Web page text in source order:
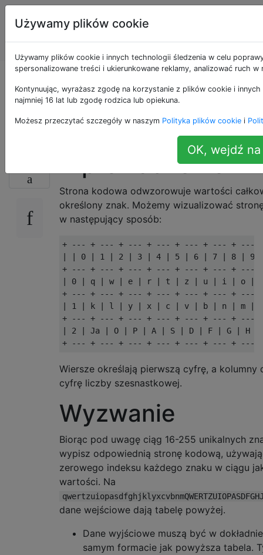
Programowanie
puzzli i Code
Golf
Zakoduj stronę
kodową
Wprowadzenie
Strona kodowa odwzorowuje wartości
określony znak. Możemy wizualizować
w następujący sposób:
+ --- + --- + --- + --- + --- + --- + ---
| | 0 | 1 | 2 | 3 | 4 | 5 | 6 | 7 | 8 | 9 |
+ --- + --- + --- + --- + --- + --- + ---
| 0 | q | w | e | r | t | z | u | i | o |
+ --- + --- + --- + --- + --- + --- + ---
| 1 | k | l | y | x | c | v | b | n | m |
+ --- + --- + --- + --- + --- + --- + ---
| 2 | Ja | O | P | A | S | D | F | G |
Wiersze określają pierwszą cyfrę, a kolumny
cyfrę liczby szesnastkowej.
Wyzwanie
Biorąc pod uwagę ciąg 16-255 unikalnych
wypisz odpowiednią stronę kodową,
zerowego indeksu każdego znaku w ciągu
wartości. Na
dane wejściowe dają tabelę powyżej.
Dane wyjściowe muszą być w
samym formacie jak powyższa tabela.
Używamy plików cookie
Używamy plików cookie i innych technologii śledzenia w celu
spersonalizowane treści i ukierunkowane reklamy, analizować ruch
Kontynuując, wyrażasz zgodę na korzystanie z plików cookie i
najmniej 16 lat lub zgodę rodzica lub opiekuna.
Możesz przeczytać szczegóły w naszym Polityka plików cookie i
OK, wejdź